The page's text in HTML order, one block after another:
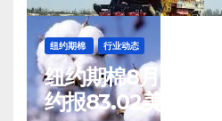
纽约期棉 行业动态
纽约期棉8月5日(周
约报83.02美分/磅